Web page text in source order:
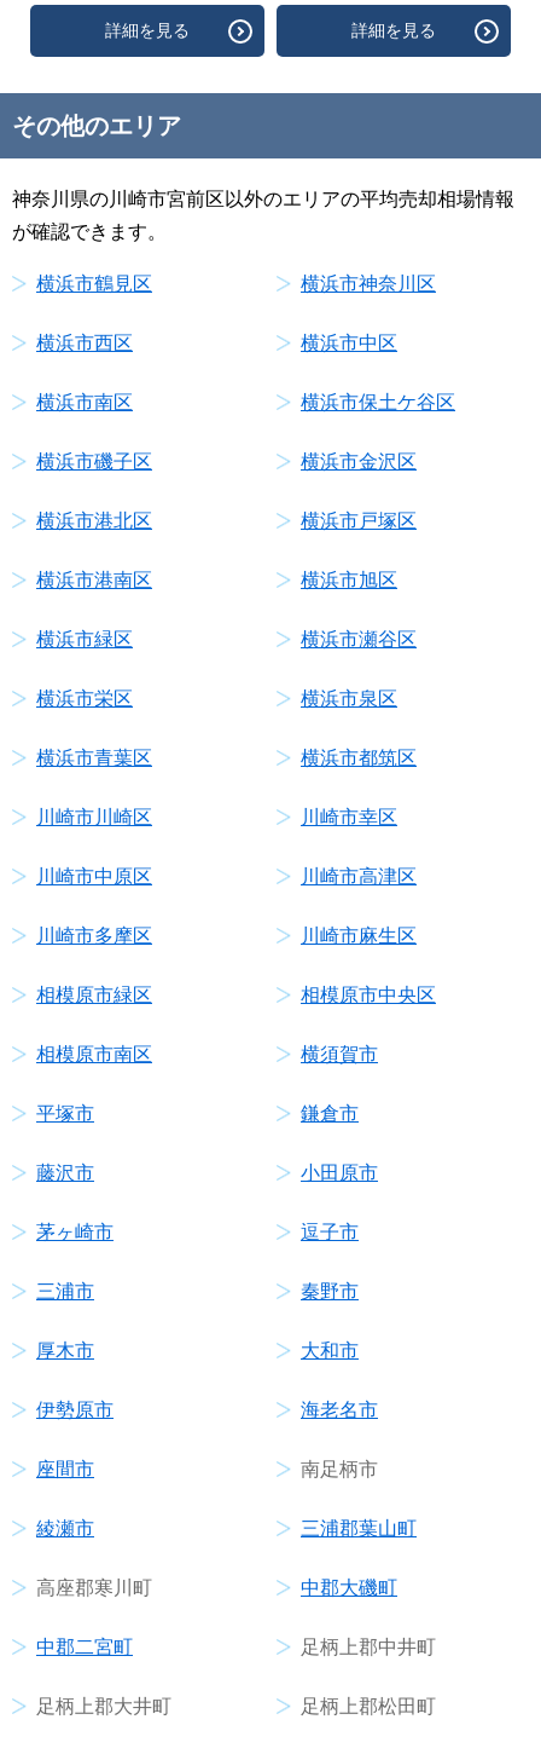
詳細を見る 詳細を見る
その他のエリア
神奈川県の川崎市宮前区以外のエリアの平均売却相場情報
が確認できます。
横浜市鶴見区 横浜市神奈川区
横浜市西区 横浜市中区
横浜市南区 横浜市保土ケ谷区
横浜市磯子区 横浜市金沢区
横浜市港北区 横浜市戸塚区
横浜市港南区 横浜市旭区
横浜市緑区 横浜市瀬谷区
横浜市栄区 横浜市泉区
横浜市青葉区 横浜市都筑区
川崎市川崎区 川崎市幸区
川崎市中原区 川崎市高津区
川崎市多摩区 川崎市麻生区
相模原市緑区 相模原市中央区
相模原市南区 横須賀市
平塚市 鎌倉市
藤沢市 小田原市
茅ヶ崎市 逗子市
三浦市 秦野市
厚木市 大和市
伊勢原市 海老名市
座間市 南足柄市
綾瀬市 三浦郡葉山町
高座郡寒川町 中郡大磯町
中郡二宮町 足柄上郡中井町
足柄上郡大井町 足柄上郡松田町